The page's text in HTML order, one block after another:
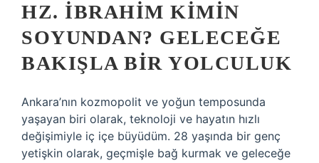
HZ. İBRAHIM KIMIN
SOYUNDAN? GELECEĞE
BAKIŞLA BIR YOLCULUK
Ankara’nın kozmopolit ve yoğun temposunda
yaşayan biri olarak, teknoloji ve hayatın hızlı
değişimiyle iç içe büyüdüm. 28 yaşında bir genç
yetişkin olarak, geçmişle bağ kurmak ve geleceğe